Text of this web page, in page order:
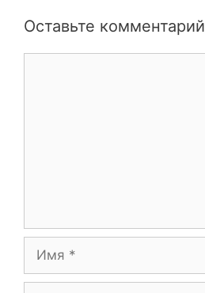
Оставьте комментарий